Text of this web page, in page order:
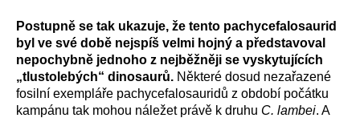
Postupně se tak ukazuje, že tento pachycefalosaurid
byl ve své době nejspíš velmi hojný a představoval
nepochybně jednoho z nejběžněji se vyskytujících
„tlustolebých“ dinosaurů. Některé dosud nezařazené
fosilní exempláře pachycefalosauridů z období počátku
kampánu tak mohou náležet právě k druhu C. lambei. A